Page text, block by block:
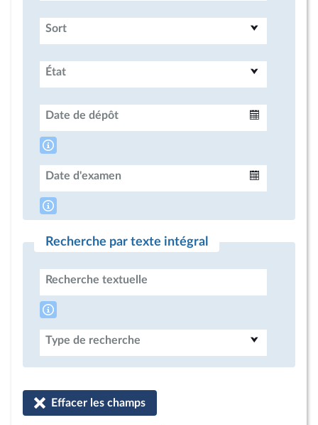
Sort
État
Date de dépôt
Date d'examen
Recherche par texte intégral
Recherche textuelle
Type de recherche
Effacer les champs